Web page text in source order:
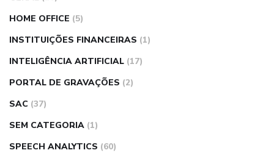
HOME OFFICE (5)
INSTITUIÇÕES FINANCEIRAS (1)
INTELIGÊNCIA ARTIFICIAL (17)
PORTAL DE GRAVAÇÕES (2)
SAC (37)
SEM CATEGORIA (1)
SPEECH ANALYTICS (60)